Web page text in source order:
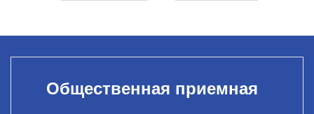
Общественная приемная